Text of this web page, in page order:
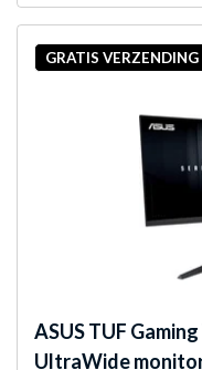
GRATIS VERZENDING
ASUSTUF
UltraWide